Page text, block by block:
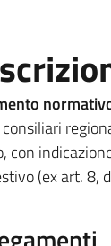
con
(ex art. 8,